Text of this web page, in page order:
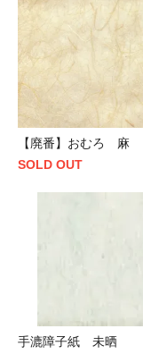
【廃番】おむろ 麻
SOLD OUT
手漉障子紙 未晒